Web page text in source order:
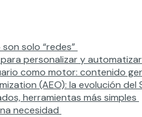
son solo “redes”
personalizar y automatizar
como motor: contenido
(AEO): la evolución del
herramientas más simples
necesidad